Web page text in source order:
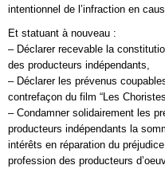
intentionnel de l’infraction en
Et statuant à nouveau :
– Déclarer recevable la
des producteurs indépendants,
– Déclarer les prévenus
contrefaçon du film “Les
– Condamner solidairement les
producteurs indépendants la
intérêts en réparation du
profession des producteurs